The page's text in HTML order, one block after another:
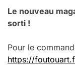
Le nouveau
sorti !
Pour le
https://